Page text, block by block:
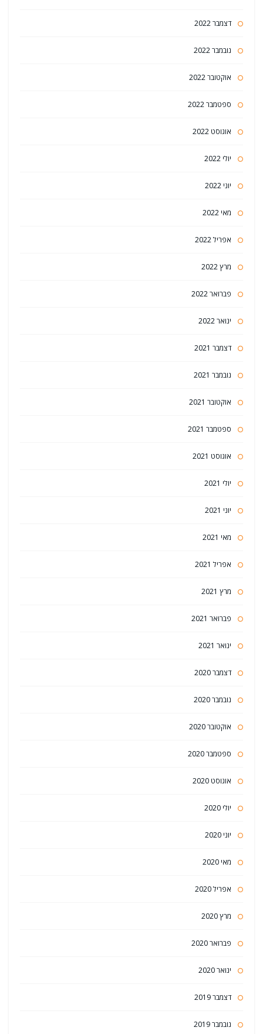
דצמבר 2022
נובמבר 2022
אוקטובר 2022
ספטמבר 2022
אוגוסט 2022
יולי 2022
יוני 2022
מאי 2022
אפריל 2022
מרץ 2022
פברואר 2022
ינואר 2022
דצמבר 2021
נובמבר 2021
אוקטובר 2021
ספטמבר 2021
אוגוסט 2021
יולי 2021
יוני 2021
מאי 2021
אפריל 2021
מרץ 2021
פברואר 2021
ינואר 2021
דצמבר 2020
נובמבר 2020
אוקטובר 2020
ספטמבר 2020
אוגוסט 2020
יולי 2020
יוני 2020
מאי 2020
אפריל 2020
מרץ 2020
פברואר 2020
ינואר 2020
דצמבר 2019
נובמבר 2019